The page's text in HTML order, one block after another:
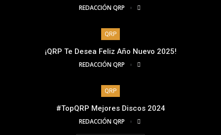
REDACCIÓN QRP
QRP
¡QRP Te Desea Feliz Año Nuevo 2025!
REDACCIÓN QRP
QRP
#TopQRP Mejores Discos 2024
REDACCIÓN QRP